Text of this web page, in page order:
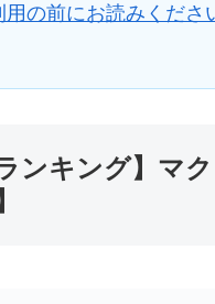
用の前にお読みくださ
ランキング】マ